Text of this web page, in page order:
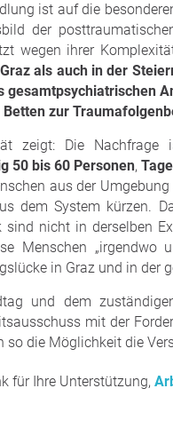
ist auf die
der
wegen ihrer
als auch in der
gesamtpsychiatrischen
zur
zeigt: Die Nachfrage
50 bis 60 Personen,
aus der
dem System kürzen.
sind nicht in derselben
Menschen „irgendwo
in Graz und in der
und dem
mit der
so die Möglichkeit die
für Ihre Unterstützung,